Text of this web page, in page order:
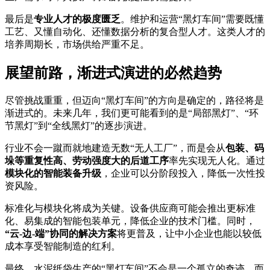
最后是专业人才的极度匮乏 。维护和运营“黑灯车间”需要既懂
工艺、又懂自动化、还懂数据分析的复合型人才。这类人才的
培养周期长，市场供给严重不足。
展望前路，渐进式演进的必然趋势
尽管挑战重重，但迈向“黑灯车间”的方向是确定的，路径将是
渐进式的。未来几年，我们更可能看到的是“局部黑灯”、“环
节黑灯”到“全线黑灯”的逐步演进。
行业不会一蹴而就地建造无数“无人工厂”，而是会从包装、码
垛等重复性高、劳动强度大的后道工序率先实现无人化。通过
模块化的智能装备升级 ，企业可以分阶段投入，降低一次性投
资风险。
标准化与模块化将成为关键。设备供应商可能会推出更标准
化、易集成的智能包装单元，降低企业的技术门槛。同时，
“云-边-端”协同的解决方案将更普及，让中小企业也能以较低
成本享受智能制造的红利。